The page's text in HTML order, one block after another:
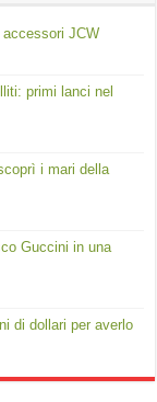
accessori JCW
primi lanci nel
i mari della
Guccini in una
di dollari per averlo